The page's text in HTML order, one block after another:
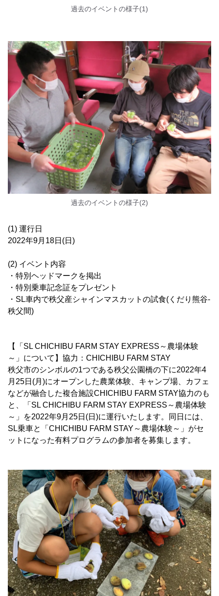
過去のイベントの様子(1)
過去のイベントの様子(2)
(1) 運行日
2022年9月18日(日)
(2) イベント内容
・特別ヘッドマークを掲出
・特別乗車記念証をプレゼント
・SL車内で秩父産シャインマスカットの試食(くだり熊谷-
秩父間)
【「SL CHICHIBU FARM STAY EXPRESS～農場体験
～」について】協力：CHICHIBU FARM STAY
秩父市のシンボルの1つである秩父公園橋の下に2022年4
月25日(月)にオープンした農業体験、キャンプ場、カフェ
などが融合した複合施設CHICHIBU FARM STAY協力のも
と、「SL CHICHIBU FARM STAY EXPRESS～農場体験
～」を2022年9月25日(日)に運行いたします。同日には、
SL乗車と「CHICHIBU FARM STAY～農場体験～」がセ
ットになった有料プログラムの参加者を募集します。